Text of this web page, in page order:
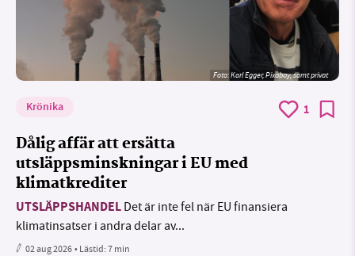
Foto:Karl Egger, Pixabay, samt privat
Krönika 1
Dålig affär att ersätta
utsläppsminskningar i EU med
klimatkrediter
UTSLÄPPSHANDEL Det är inte fel när EU finansiera
klimatinsatser i andra delar av...
02 aug 2026• Lästid:7 min